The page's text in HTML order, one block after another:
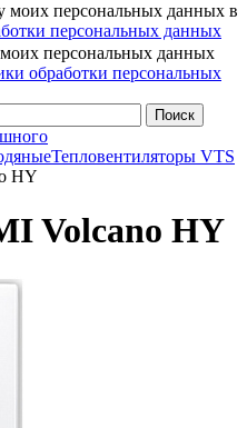
моих персональных данных в
персональных данных
персональных данных
обработки персональных
Тепловентиляторы VTS
HY
Volcano HY